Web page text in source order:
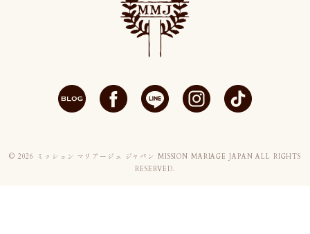
© 2026 ミッション マリアージュ ジャパン MISSION MARIAGE JAPAN ALL RIGHTS
RESERVED.